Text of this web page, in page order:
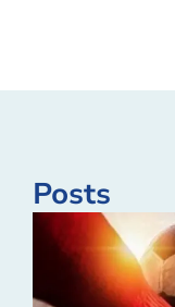
Posts